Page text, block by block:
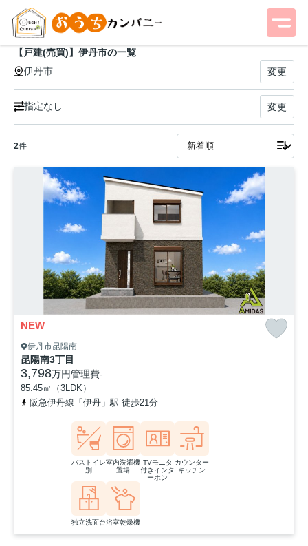
【戸建(売買)】伊丹市の一覧
伊丹市
変更
指定なし 変更
2件
NEW
伊丹市昆陽南
昆陽南3丁目
3,798万円管理費-
85.45㎡（3LDK）
阪急伊丹線「伊丹」駅 徒歩21分
バストイレ
別
室内洗濯機
置場
TVモニタ
付きインタ
ーホン
カウンター
キッチン
独立洗面台浴室乾燥機